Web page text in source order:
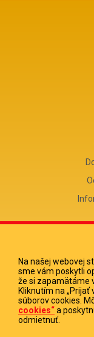
Na našej webovej
sme vám poskytli
že si zapamätáme
Kliknutím na „Prijať
súborov cookies.
cookies“a
odmietnuť.